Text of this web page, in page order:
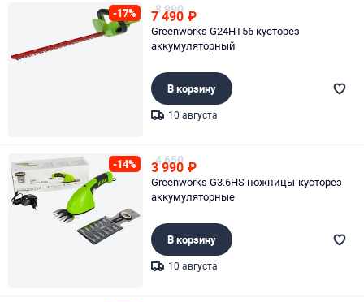
-17% 8 990
7 490 ₽
Greenworks G24HT56 кусторез
аккумуляторный
В корзину
10 августа
-14% 4 650
3 990 ₽
Greenworks G3.6HS ножницы-кусторез
аккумуляторные
В корзину
10 августа